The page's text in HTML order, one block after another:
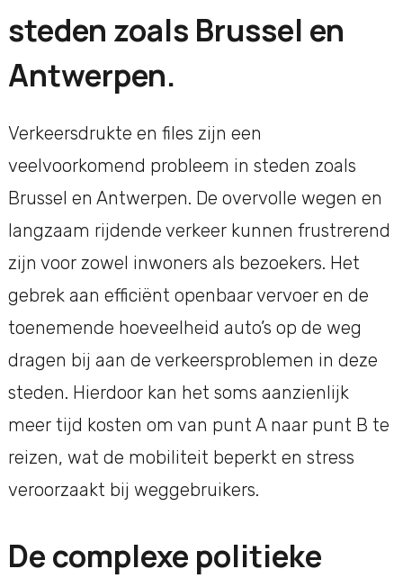
steden zoals Brussel en
Antwerpen.
Verkeersdrukte en files zijn een
veelvoorkomend probleem in steden zoals
Brussel en Antwerpen. De overvolle wegen en
langzaam rijdende verkeer kunnen frustrerend
zijn voor zowel inwoners als bezoekers. Het
gebrek aan efficiënt openbaar vervoer en de
toenemende hoeveelheid auto’s op de weg
dragen bij aan de verkeersproblemen in deze
steden. Hierdoor kan het soms aanzienlijk
meer tijd kosten om van punt A naar punt B te
reizen, wat de mobiliteit beperkt en stress
veroorzaakt bij weggebruikers.
De complexe politieke